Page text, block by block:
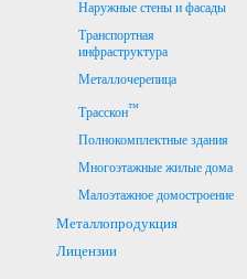
Наружные стены и фасады
Транспортная
инфраструктура
Металлочерепица
Трасскон™
Полнокомплектные здания
Многоэтажные жилые дома
Малоэтажное домостроение
Металлопродукция
Лицензии